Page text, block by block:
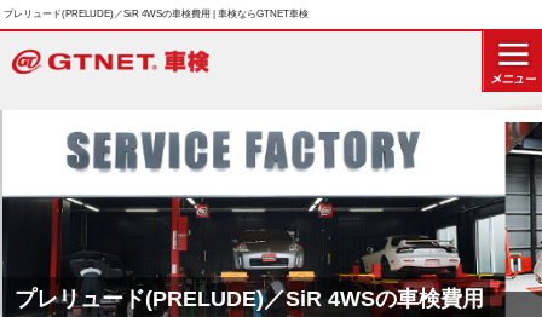
プレリュード(PRELUDE)／SiR 4WSの車検費用 | 車検ならGTNET車検
プレリュード(PRELUDE)／SiR 4WSの車検費用